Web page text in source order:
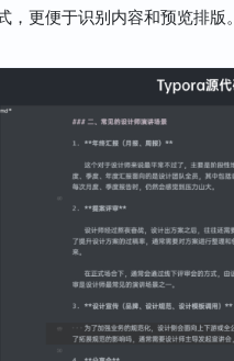
更便于识别内容和预览排版。